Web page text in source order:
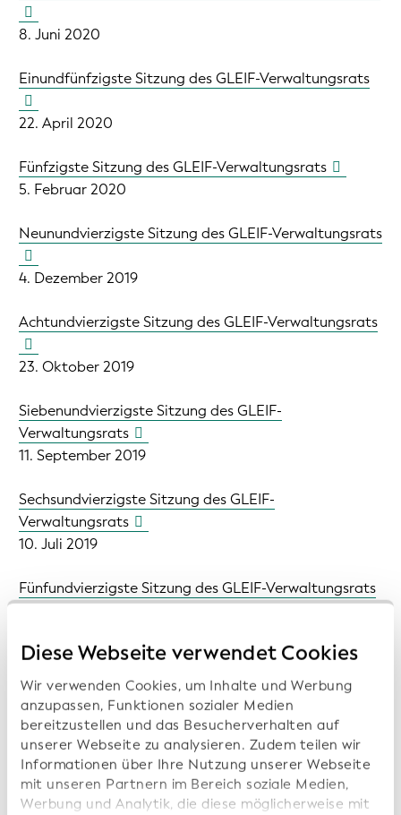
Diese Webseite verwendet Cookies
Wir verwenden Cookies, um Inhalte und Werbung
anzupassen, Funktionen sozialer Medien
bereitzustellen und das Besucherverhalten auf
unserer Webseite zu analysieren. Zudem teilen wir
Informationen über Ihre Nutzung unserer Webseite
mit unseren Partnern im Bereich soziale Medien,
Werbung und Analytik, die diese möglicherweise mit
8. Juni 2020
Einundfünfzigste Sitzung des GLEIF-Verwaltungsrats
22. April 2020
Fünfzigste Sitzung des GLEIF-Verwaltungsrats
5. Februar 2020
Neunundvierzigste Sitzung des GLEIF-Verwaltungsrats
4. Dezember 2019
Achtundvierzigste Sitzung des GLEIF-Verwaltungsrats
23. Oktober 2019
Siebenundvierzigste Sitzung des GLEIF-
Verwaltungsrats
11. September 2019
Sechsundvierzigste Sitzung des GLEIF-
Verwaltungsrats
10. Juli 2019
Fünfundvierzigste Sitzung des GLEIF-Verwaltungsrats
Vierundvierzigste Sitzung des GLEIF-Verwaltungsrats
3. April 2019
Dreiundvierzigste Sitzung des GLEIF-Verwaltungsrats
28. Februar 2019